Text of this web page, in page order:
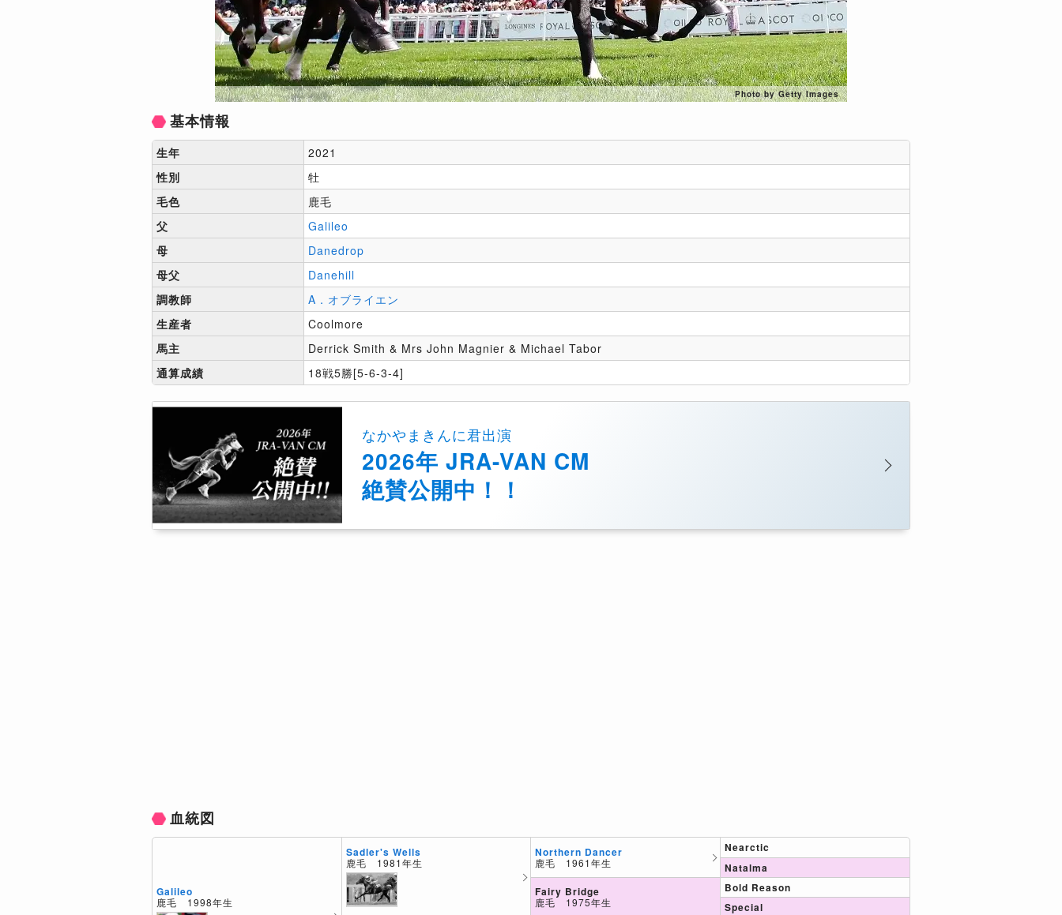
Photo by Getty Images
基本情報
生年
2021
性別
牡
毛色
鹿毛
父
Galileo
母
Danedrop
母父
Danehill
調教師
A．オブライエン
生産者
Coolmore
馬主
Derrick Smith & Mrs John Magnier & Michael Tabor
通算成績
18戦5勝[5-6-3-4]
なかやまきんに君出演
2026年 JRA-VAN CM
絶賛公開中！！
血統図
Galileo
鹿毛 1998年生
Sadler's Wells
鹿毛 1981年生
Northern Dancer
鹿毛 1961年生
Fairy Bridge
鹿毛 1975年生
Nearctic
Natalma
Bold Reason
Special